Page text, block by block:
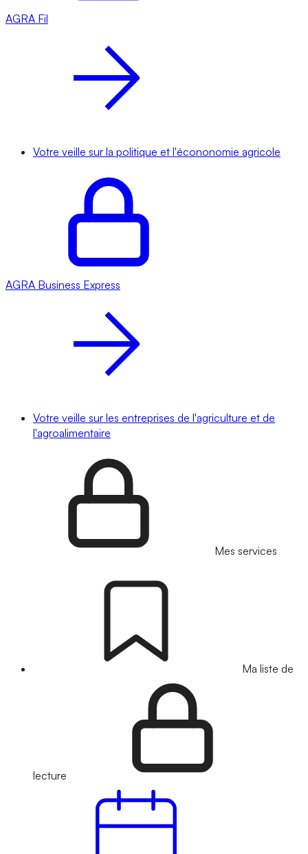
AGRA Fil
Votre veille sur la politique et l'écononomie agricole
AGRA Business Express
Votre veille sur les entreprises de l'agriculture et de
l'agroalimentaire
Mes services
Ma liste de
lecture